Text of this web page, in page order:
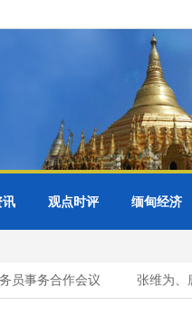
讯 观点时评 缅甸经济
务合作会议 张维为、唐